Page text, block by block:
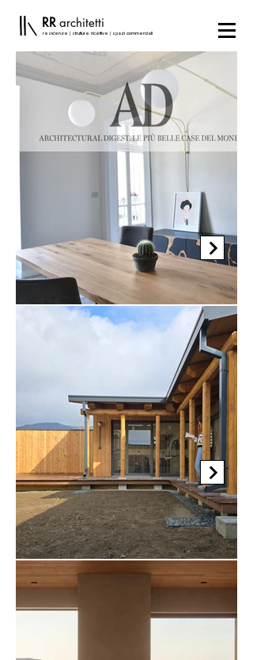
residenze | strutture ricettive | spazi commerciali
RR architetti